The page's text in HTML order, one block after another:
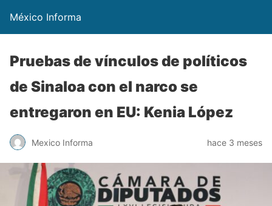
México Informa
Pruebas de vínculos de políticos
de Sinaloa con el narco se
entregaron en EU: Kenia López
Mexico Informa hace 3 meses